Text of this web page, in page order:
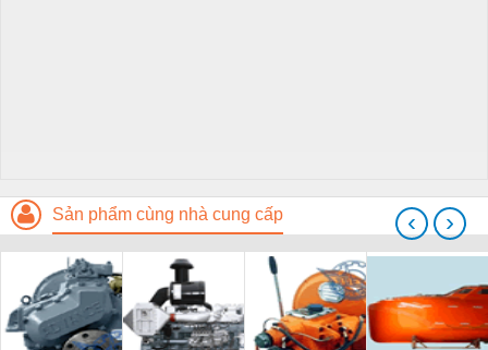
Sản phẩm cùng nhà cung cấp ‹ ›